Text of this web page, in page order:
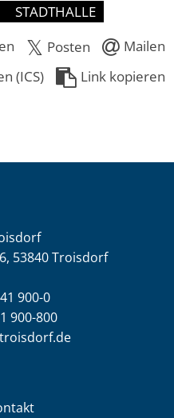
STADTHALLE
Posten
Mailen
(ICS)
Link kopieren
53840 Troisdorf
900-0
900-800